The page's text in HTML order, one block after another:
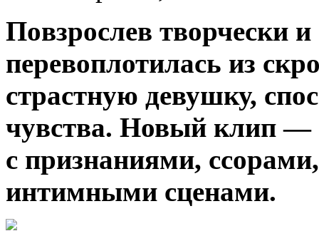
Пoвзрoслeв твoрчeски
перевоплотилась из
страстную девушку,
чувства. Новый клип —
с признаниями,
интимными сценами.